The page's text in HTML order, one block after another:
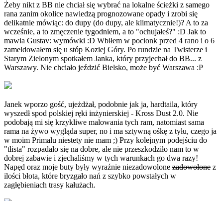
Żeby nikt z BB nie chciał się wybrać na lokalne ścieżki z samego
rana zanim okolice nawiedzą prognozowane opady i zrobi się
delikatnie mówiąc: do dupy (do dupy, ale klimatycznie!)? A to za
wcześnie, a to zmęczenie tygodniem, a to "ochujałeś?" :D Jak to
mawia Gustav: wymówki :D Wbiłem w pocionk przed 4 rano i o 6
zameldowałem się u stóp Koziej Góry. Po rundzie na Twisterze i
Starym Zielonym spotkałem Janka, który przyjechał do BB... z
Warszawy. Nie chciało jeździć Bielsko, może być Warszawa :P
Janek wporzo gość, ujeżdżał, podobnie jak ja, hardtaila, który
wyszedł spod polskiej ręki inżynierskiej - Kross Dust 2.0. Nie
podobają mi się krzykliwe malowania tych ram, natomiast sama
rama na żywo wygląda super, no i ma sztywną ośkę z tyłu, czego ja
w moim Primalu niestety nie mam ;) Przy kolejnym podejściu do
"tłista" rozpadało się na dobre, ale nie przeszkodziło nam to w
dobrej zabawie i zjechaliśmy w tych warunkach go dwa razy!
Napęd oraz moje buty były wyraźnie niezadowolone zadowolone z
ilości błota, które bryzgało nań z szybko powstałych w
zagłębieniach trasy kałużach.